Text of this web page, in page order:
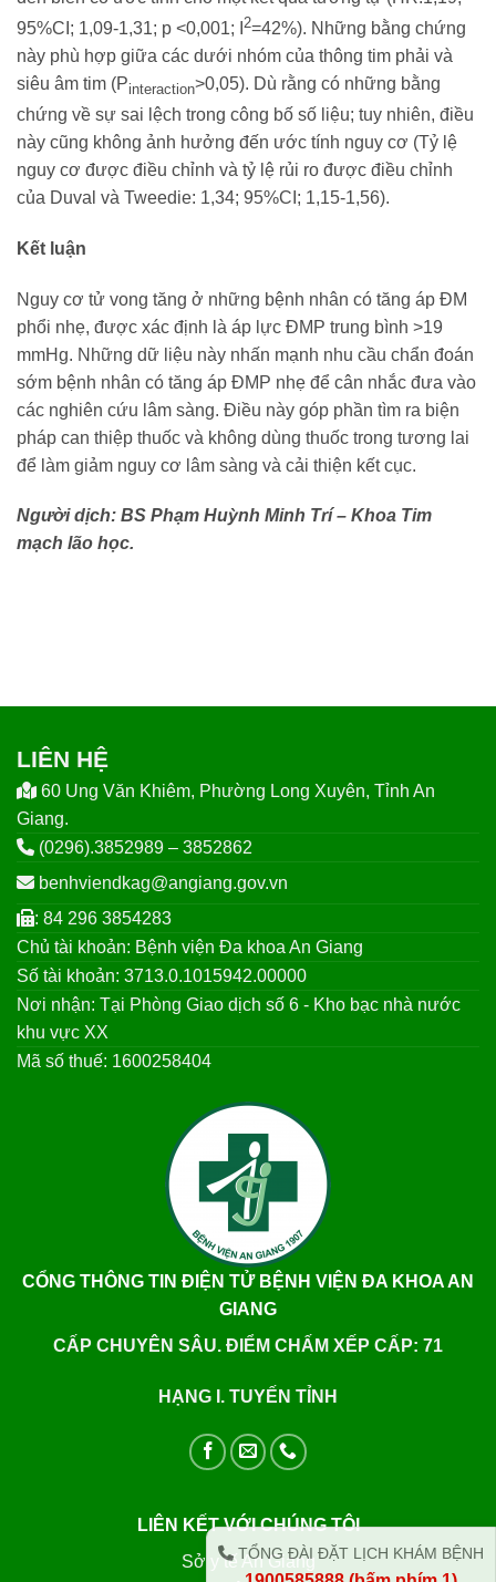
95%CI; 1,09-1,31; p <0,001; I
2=42%). Những bằng chứng
này phù hợp giữa các dưới nhóm của thông tim phải và
siêu âm tim (Pinteraction>0,05). Dù rằng có những bằng
chứng về sự sai lệch trong công bố số liệu; tuy nhiên, điều
này cũng không ảnh hưởng đến ước tính nguy cơ (Tỷ lệ
nguy cơ được điều chỉnh và tỷ lệ rủi ro được điều chỉnh
của Duval và Tweedie: 1,34; 95%CI; 1,15-1,56).
Kết luận
Nguy cơ tử vong tăng ở những bệnh nhân có tăng áp ĐM
phổi nhẹ, được xác định là áp lực ĐMP trung bình >19
mmHg. Những dữ liệu này nhấn mạnh nhu cầu chẩn đoán
sớm bệnh nhân có tăng áp ĐMP nhẹ để cân nhắc đưa vào
các nghiên cứu lâm sàng. Điều này góp phần tìm ra biện
pháp can thiệp thuốc và không dùng thuốc trong tương lai
để làm giảm nguy cơ lâm sàng và cải thiện kết cục.
Người dịch: BS Phạm Huỳnh Minh Trí – Khoa Tim
mạch lão học.
LIÊN HỆ
60 Ung Văn Khiêm, Phường Long Xuyên, Tỉnh An
Giang.
(0296).3852989 – 3852862
benhviendkag@angiang.gov.vn
: 84 296 3854283
Chủ tài khoản: Bệnh viện Đa khoa An Giang
Số tài khoản: 3713.0.1015942.00000
Nơi nhận: Tại Phòng Giao dịch số 6 - Kho bạc nhà nước
khu vực XX
Mã số thuế: 1600258404
CỔNG THÔNG TIN ĐIỆN TỬ BỆNH VIỆN ĐA KHOA AN
GIANG
CẤP CHUYÊN SÂU. ĐIỂM CHẤM XẾP CẤP: 71
HẠNG I. TUYẾN TỈNH
LIÊN KẾT VỚI CHÚNG TÔI
Sở y tế An Giang
TỔNG ĐÀI ĐẶT LỊCH KHÁM BỆNH